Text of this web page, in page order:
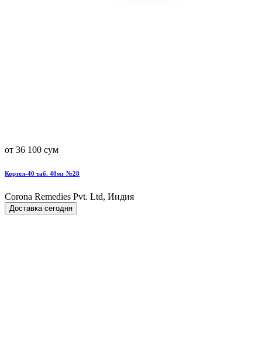
от 36 100 сум
Кортел-40 таб. 40мг №28
Corona Remedies Pvt. Ltd, Индия
Доставка сегодня